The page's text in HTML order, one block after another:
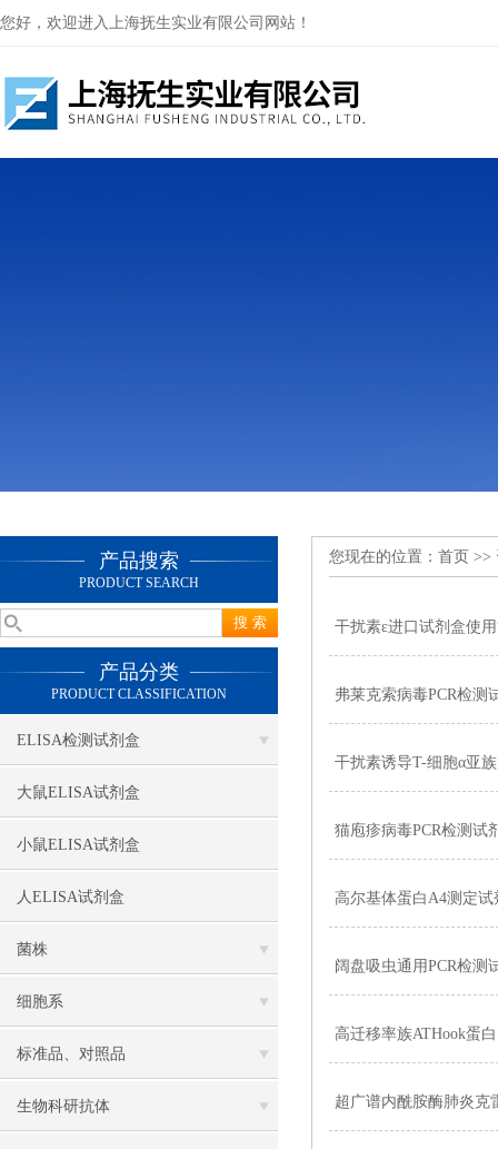
您好，欢迎进入上海抚生实业有限公司网站！
产品搜索
PRODUCT SEARCH
产品分类
PRODUCT CLASSIFICATION
ELISA检测试剂盒
大鼠ELISA试剂盒
小鼠ELISA试剂盒
人ELISA试剂盒
菌株
细胞系
标准品、对照品
生物科研抗体
您现在的位置： 首页 >>
干扰素ε进口试剂盒使
弗莱克索病毒PCR检测
干扰素诱导T-细胞α亚
猫庖疹病毒PCR检测试
高尔基体蛋白A4测定
阔盘吸虫通用PCR检测
高迁移率族ATHook蛋
超广谱内酰胺酶肺炎克